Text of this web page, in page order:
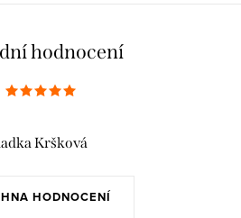
hodnocení
HODNOCENÍ
Kršková